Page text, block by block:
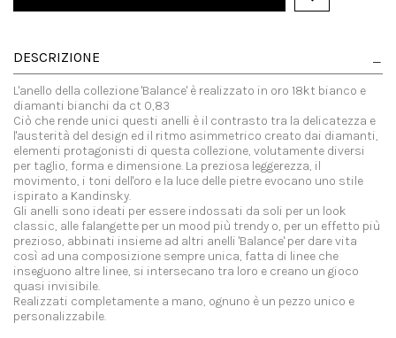
DESCRIZIONE
L'anello della collezione 'Balance' è realizzato in oro 18kt bianco e
diamanti bianchi da ct 0,83
Ciò che rende unici questi anelli è il contrasto tra la delicatezza e
l'austerità del design ed il ritmo asimmetrico creato dai diamanti,
elementi protagonisti di questa collezione, volutamente diversi
per taglio, forma e dimensione. La preziosa leggerezza, il
movimento, i toni dell'oro e la luce delle pietre evocano uno stile
ispirato a Kandinsky.
Gli anelli sono ideati per essere indossati da soli per un look
classic, alle falangette per un mood più trendy o, per un effetto più
prezioso, abbinati insieme ad altri anelli 'Balance' per dare vita
così ad una composizione sempre unica, fatta di linee che
inseguono altre linee, si intersecano tra loro e creano un gioco
quasi invisibile.
Realizzati completamente a mano, ognuno è un pezzo unico e
personalizzabile.